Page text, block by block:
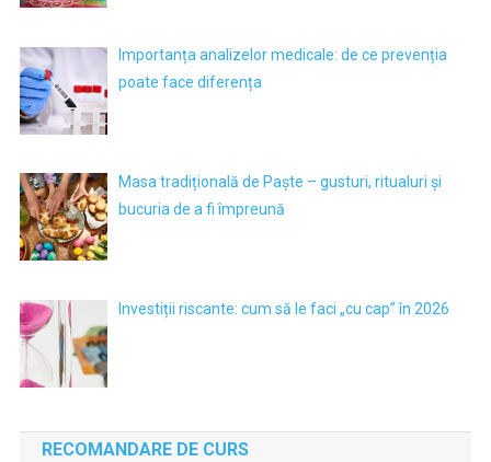
Importanța analizelor medicale: de ce prevenția
poate face diferența
Masa tradițională de Paște – gusturi, ritualuri și
bucuria de a fi împreună
Investiții riscante: cum să le faci „cu cap” în 2026
RECOMANDARE DE CURS